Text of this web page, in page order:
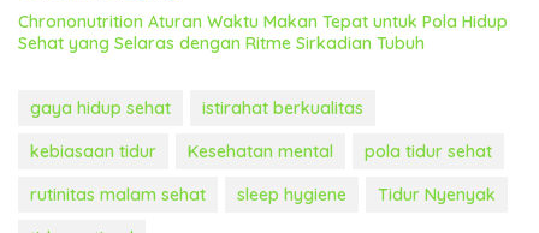
Chrononutrition Aturan Waktu Makan Tepat untuk Pola Hidup
Sehat yang Selaras dengan Ritme Sirkadian Tubuh
gaya hidup sehat
istirahat berkualitas
kebiasaan tidur
Kesehatan mental
pola tidur sehat
rutinitas malam sehat
sleep hygiene
Tidur Nyenyak